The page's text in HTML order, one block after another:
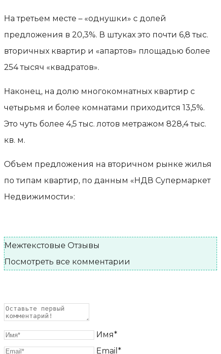
На третьем месте – «однушки» с долей
предложения в 20,3%. В штуках это почти 6,8 тыс.
вторичных квартир и «апартов» площадью более
254 тысяч «квадратов».
Наконец, на долю многокомнатных квартир с
четырьмя и более комнатами приходится 13,5%.
Это чуть более 4,5 тыс. лотов метражом 828,4 тыс.
кв. м.
Объем предложения на вторичном рынке жилья
по типам квартир, по данным «НДВ Супермаркет
Недвижимости»:
Межтекстовые Отзывы
Посмотреть все комментарии
Имя*
Email*